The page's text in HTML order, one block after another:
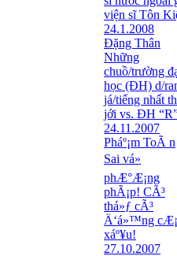
viện sĩ Tôn
24.1.2008
Đặng Thân
Những
chuồ/trường
học (ĐH) d/
já/tiếng nhất
jới vs. ĐH
24.11.2007
Pháº¡m ToÃ n
Sai vá»
phÆ°Æ¡ng
phÃ¡p! CÃ³
thá»ƒ cÃ³
Ä‘á»™ng cÆ¡
xáº¥u!
27.10.2007